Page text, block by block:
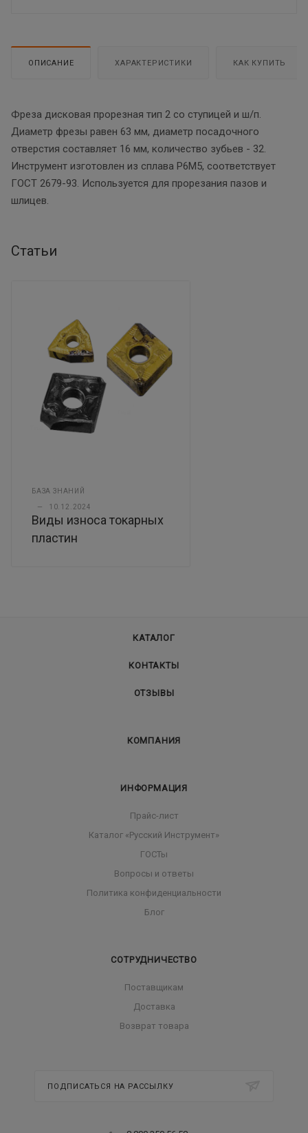
ОПИСАНИЕ ХАРАКТЕРИСТИКИ КАК КУПИТЬ
Фреза дисковая прорезная тип 2 со ступицей и ш/п.
Диаметр фрезы равен 63 мм, диаметр посадочного
отверстия составляет 16 мм, количество зубьев - 32.
Инструмент изготовлен из сплава Р6М5, соответствует
ГОСТ 2679-93. Используется для прорезания пазов и
шлицев.
Статьи
БАЗА ЗНАНИЙ
— 10.12.2024
Виды износа токарных
пластин
КАТАЛОГ
КОНТАКТЫ
ОТЗЫВЫ
КОМПАНИЯ
ИНФОРМАЦИЯ
Прайс-лист
Каталог «Русский Инструмент»
ГОСТы
Вопросы и ответы
Политика конфиденциальности
Блог
СОТРУДНИЧЕСТВО
Поставщикам
Доставка
Возврат товара
ПОДПИСАТЬСЯ НА РАССЫЛКУ